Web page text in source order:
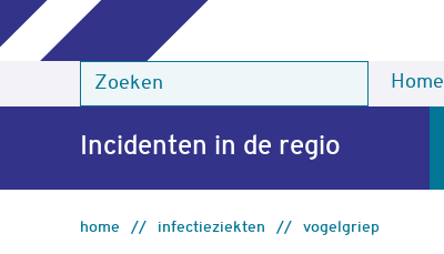
Home
Zoeken
Incidenten in de regio
home infectieziekten vogelgriep